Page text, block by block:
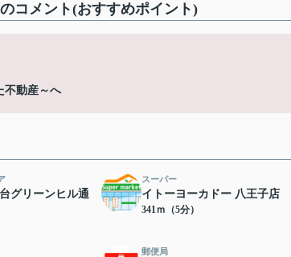
メント(おすすめポイント)
不動産～へ
グリーンヒル通
スーパー
イトーヨーカドー 八王子店
341ｍ（5分）
郵便局